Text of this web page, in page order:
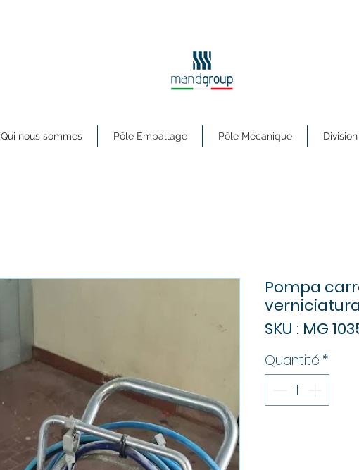
Qui nous sommes Pôle Emballage Pôle Mécanique
Pompa
SKU : MG
Quantité *